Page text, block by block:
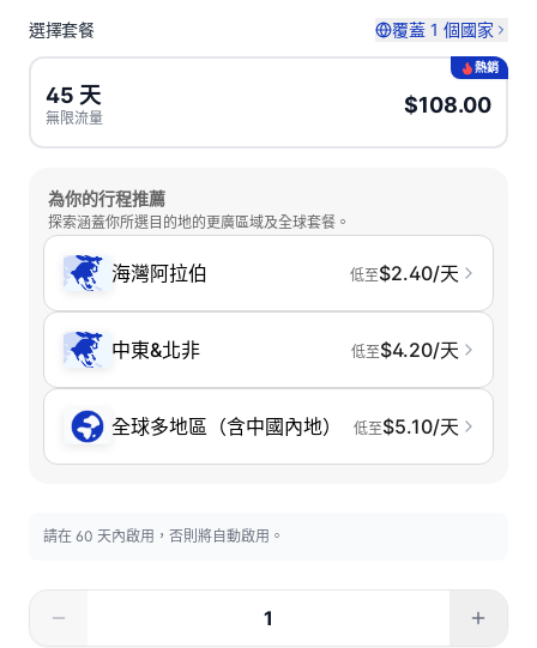
選擇套餐 覆蓋 1 個國家
熱銷
45 天
無限流量
$108.00
為你的行程推薦
探索涵蓋你所選目的地的更廣區域及全球套餐。
海灣阿拉伯 低至$2.40/天
中東&北非 低至$4.20/天
全球多地區（含中國內地） 低至$5.10/天
請在 60 天內啟用，否則將自動啟用。